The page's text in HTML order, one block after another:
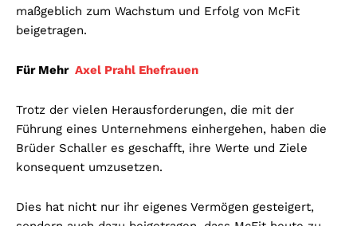
maßgeblich zum Wachstum und Erfolg von McFit
beigetragen.
Für Mehr Axel Prahl Ehefrauen
Trotz der vielen Herausforderungen, die mit der
Führung eines Unternehmens einhergehen, haben die
Brüder Schaller es geschafft, ihre Werte und Ziele
konsequent umzusetzen.
Dies hat nicht nur ihr eigenes Vermögen gesteigert,